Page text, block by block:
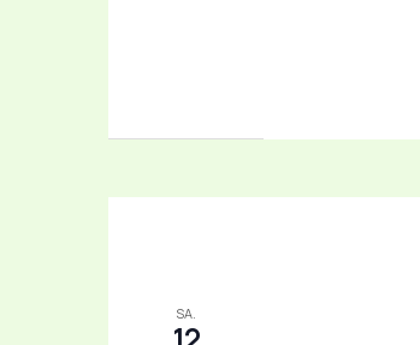
SA.